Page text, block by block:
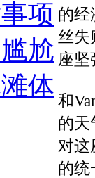
项
尬
体
的经
丝失
座坚
和
的天
对这
的统